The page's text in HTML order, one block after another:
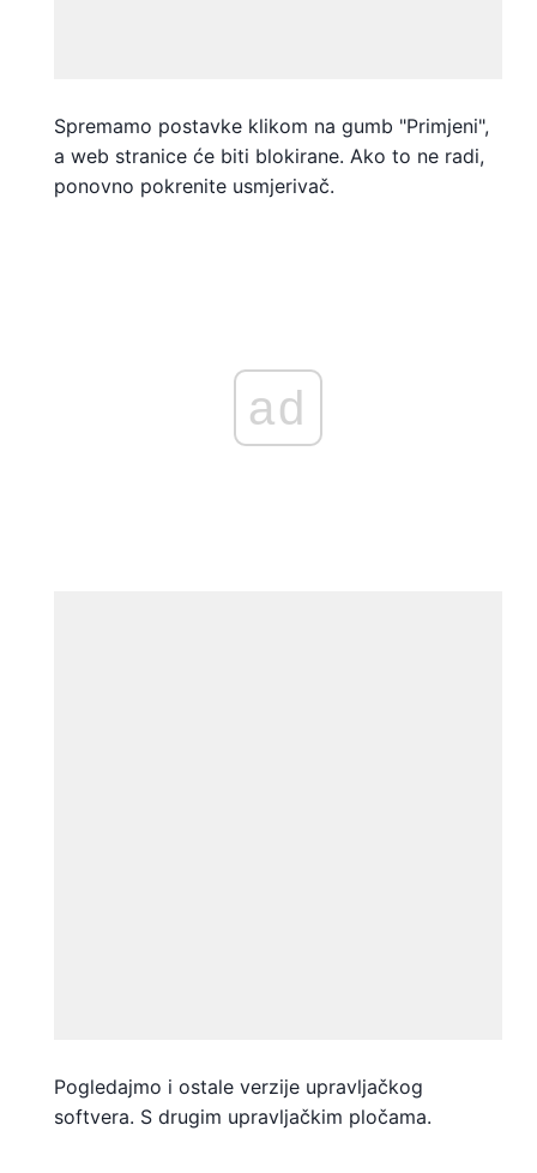
Spremamo postavke klikom na gumb "Primjeni",
a web stranice će biti blokirane. Ako to ne radi,
ponovno pokrenite usmjerivač.
ad
Pogledajmo i ostale verzije upravljačkog
softvera. S drugim upravljačkim pločama.